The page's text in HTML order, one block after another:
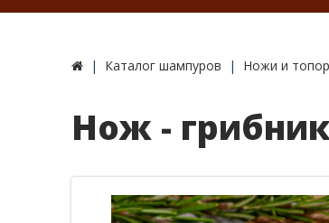
Каталог шампуров Ножи и
Нож -